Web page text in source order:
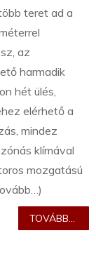
teret ad a
az
harmadik
hét ülés,
elérhető a
mindez
klímával
mozgatású
TOVÁBB...